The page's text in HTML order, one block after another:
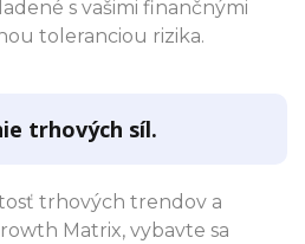
s vašimi finančnými
toleranciou rizika.
trhových síl.
trhových trendov a
Matrix, vybavte sa